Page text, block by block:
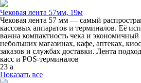
Чековая лента 57мм, 19м
Чековая лента 57 мм — самый
кассовых аппаратов и терминалов. Её
важна компактность чека и экономичный
небольших магазинах, кафе, аптеках,
заказов и службах доставки. Лента
касс и POS‑терминалов
23 a
Показать все